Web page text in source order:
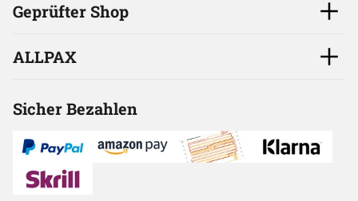
Geprüfter Shop
ALLPAX
Sicher Bezahlen